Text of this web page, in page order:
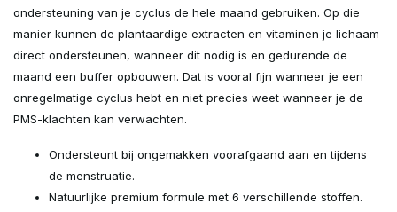
ondersteuning van je cyclus de hele maand gebruiken. Op die
manier kunnen de plantaardige extracten en vitaminen je lichaam
direct ondersteunen, wanneer dit nodig is en gedurende de
maand een buffer opbouwen. Dat is vooral fijn wanneer je een
onregelmatige cyclus hebt en niet precies weet wanneer je de
PMS-klachten kan verwachten.
Ondersteunt bij ongemakken voorafgaand aan en tijdens
de menstruatie.
Natuurlijke premium formule met 6 verschillende stoffen.